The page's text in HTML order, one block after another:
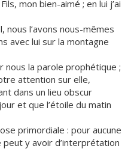
mon bien-aimé ; en lui j’ai
nous l’avons nous-mêmes
avec lui sur la montagne
nous la parole prophétique ;
attention sur elle,
dans un lieu obscur
et que l’étoile du matin
primordiale : pour aucune
peut y avoir d’interprétation